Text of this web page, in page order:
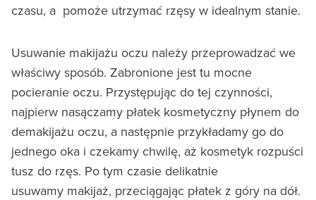
czasu, a pomoże utrzymać rzęsy w idealnym stanie.
Usuwanie makijażu oczu należy przeprowadzać we
właściwy sposób. Zabronione jest tu mocne
pocieranie oczu. Przystępując do tej czynności,
najpierw nasączamy płatek kosmetyczny płynem do
demakijażu oczu, a następnie przykładamy go do
jednego oka i czekamy chwilę, aż kosmetyk rozpuści
tusz do rzęs. Po tym czasie delikatnie
usuwamy makijaż, przeciągając płatek z góry na dół.